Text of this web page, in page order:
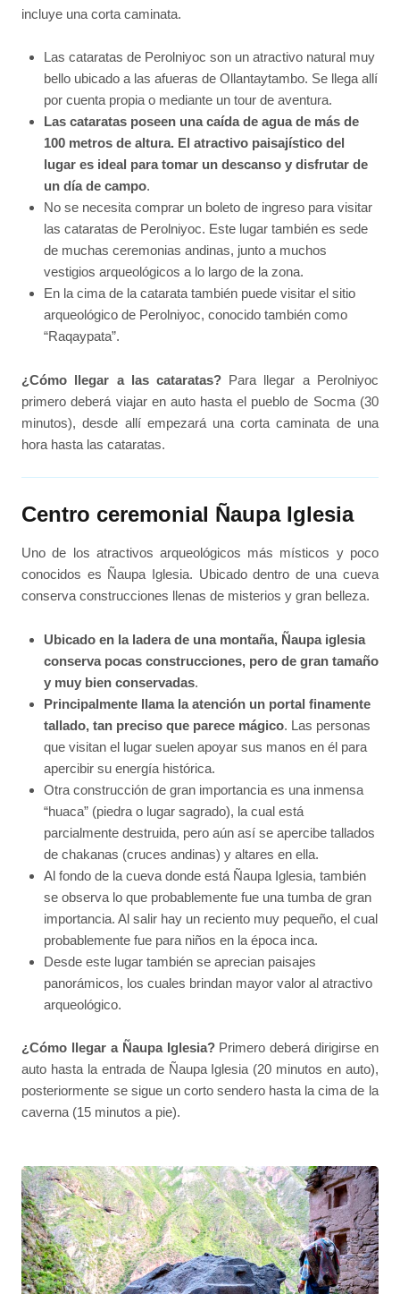
incluye una corta caminata.
Las cataratas de Perolniyoc son un atractivo natural muy
bello ubicado a las afueras de Ollantaytambo. Se llega allí
por cuenta propia o mediante un tour de aventura.
Las cataratas poseen una caída de agua de más de
100 metros de altura. El atractivo paisajístico del
lugar es ideal para tomar un descanso y disfrutar de
un día de campo.
No se necesita comprar un boleto de ingreso para visitar
las cataratas de Perolniyoc. Este lugar también es sede
de muchas ceremonias andinas, junto a muchos
vestigios arqueológicos a lo largo de la zona.
En la cima de la catarata también puede visitar el sitio
arqueológico de Perolniyoc, conocido también como
“Raqaypata”.
¿Cómo llegar a las cataratas? Para llegar a Perolniyoc
primero deberá viajar en auto hasta el pueblo de Socma (30
minutos), desde allí empezará una corta caminata de una
hora hasta las cataratas.
Centro ceremonial Ñaupa Iglesia
Uno de los atractivos arqueológicos más místicos y poco
conocidos es Ñaupa Iglesia. Ubicado dentro de una cueva
conserva construcciones llenas de misterios y gran belleza.
Ubicado en la ladera de una montaña, Ñaupa iglesia
conserva pocas construcciones, pero de gran tamaño
y muy bien conservadas.
Principalmente llama la atención un portal finamente
tallado, tan preciso que parece mágico. Las personas
que visitan el lugar suelen apoyar sus manos en él para
apercibir su energía histórica.
Otra construcción de gran importancia es una inmensa
“huaca” (piedra o lugar sagrado), la cual está
parcialmente destruida, pero aún así se apercibe tallados
de chakanas (cruces andinas) y altares en ella.
Al fondo de la cueva donde está Ñaupa Iglesia, también
se observa lo que probablemente fue una tumba de gran
importancia. Al salir hay un reciento muy pequeño, el cual
probablemente fue para niños en la época inca.
Desde este lugar también se aprecian paisajes
panorámicos, los cuales brindan mayor valor al atractivo
arqueológico.
¿Cómo llegar a Ñaupa Iglesia?Primero deberá dirigirse en
auto hasta la entrada de Ñaupa Iglesia (20 minutos en auto),
posteriormente se sigue un corto sendero hasta la cima de la
caverna (15 minutos a pie).